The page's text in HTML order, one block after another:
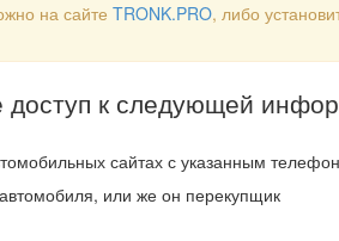
на сайте TRONK.PRO, либо
доступ к следующей
сайтах с указанным
или же он перекупщик